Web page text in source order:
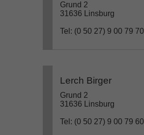
Grund 2
31636 Linsburg
Tel: (0 50 27) 9 00 79 70
Lerch Birger
Grund 2
31636 Linsburg
Tel: (0 50 27) 9 00 79 60